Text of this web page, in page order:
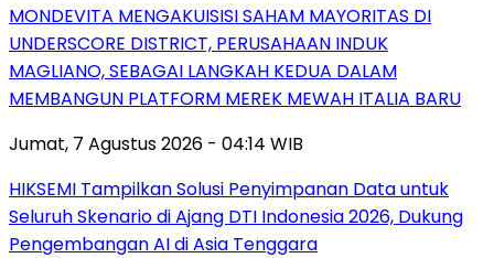
MONDEVITA MENGAKUISISI SAHAM MAYORITAS DI
UNDERSCORE DISTRICT, PERUSAHAAN INDUK
MAGLIANO, SEBAGAI LANGKAH KEDUA DALAM
MEMBANGUN PLATFORM MEREK MEWAH ITALIA BARU
Jumat, 7 Agustus 2026 - 04:14 WIB
HIKSEMI Tampilkan Solusi Penyimpanan Data untuk
Seluruh Skenario di Ajang DTI Indonesia 2026, Dukung
Pengembangan AI di Asia Tenggara